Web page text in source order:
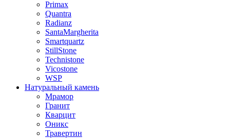
Primax
Quantra
Radianz
SantaMargherita
Smartquartz
StillStone
Technistone
Vicostone
WSP
Натуральный камень
Мрамор
Гранит
Кварцит
Оникс
Травертин